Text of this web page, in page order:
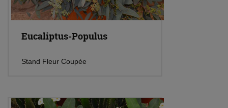
Eucaliptus-Populus
Stand Fleur Coupée